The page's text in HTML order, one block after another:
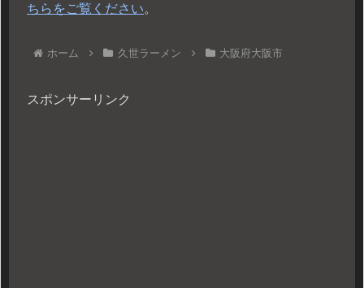
ちらをご覧ください。
ホーム 久世ラーメン 大阪府大阪市
スポンサーリンク